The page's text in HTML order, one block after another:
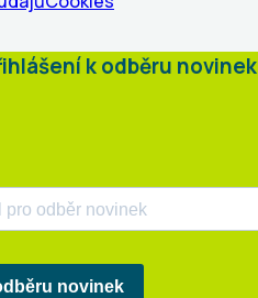
k odběru novinek